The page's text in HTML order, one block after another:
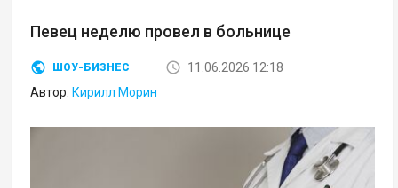
Певец неделю провел в больнице
ШОУ-БИЗНЕС
11.06.2026 12:18
Автор: Кирилл Морин